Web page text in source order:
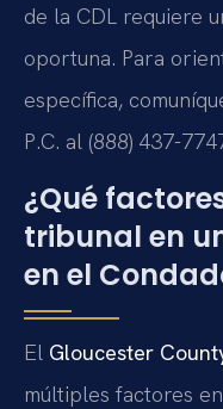
de la CDL requiere
oportuna. Para
específica,
P.C. al (888) 437-
¿Qué
tribunal en
en el
El Gloucester
múltiples factores